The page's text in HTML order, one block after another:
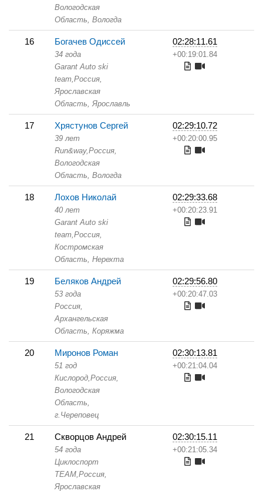
Вологодская
Область, Вологда
16 Богачев Одиссей
34 года
Garant Auto ski
team,Россия,
Ярославская
Область, Ярославль
02:28:11.61
+00:19:01.84
17 Хрястунов Сергей
39 лет
Run&way,Россия,
Вологодская
Область, Вологда
02:29:10.72
+00:20:00.95
18 Лохов Николай
40 лет
Garant Auto ski
team,Россия,
Костромская
Область, Нерехта
02:29:33.68
+00:20:23.91
19 Беляков Андрей
53 года
Россия,
Архангельская
Область, Коряжма
02:29:56.80
+00:20:47.03
20 Миронов Роман
51 год
Кислород,Россия,
Вологодская
Область,
г.Череповец
02:30:13.81
+00:21:04.04
21 Скворцов Андрей
54 года
Циклоспорт
TEAM,Россия,
Ярославская
02:30:15.11
+00:21:05.34